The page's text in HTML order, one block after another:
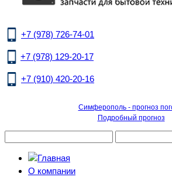
+7 (978) 726-74-01
+7 (978) 129-20-17
+7 (910) 420-20-16
Симферополь - прогноз
Подробный прогноз
О компании